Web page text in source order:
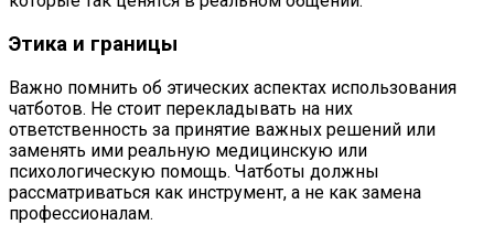
Этика и границы
Важно помнить об этических аспектах использования
чатботов. Не стоит перекладывать на них
ответственность за принятие важных решений или
заменять ими реальную медицинскую или
психологическую помощь. Чатботы должны
рассматриваться как инструмент, а не как замена
профессионалам.